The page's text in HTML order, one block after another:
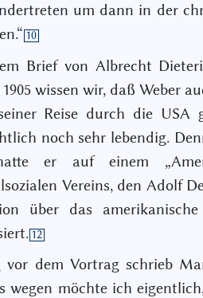
um dann in der
10
Brief von Albrecht
wissen wir, daß Weber
Reise durch die USA
noch sehr lebendig.
er auf einem
Vereins, den Adolf
über das
12
vor dem Vortrag schrieb
wegen möchte ich